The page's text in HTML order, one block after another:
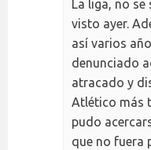
La liga, no
visto ayer.
así varios
denunciado
atracado y
Atlético más
pudo
que no fuera